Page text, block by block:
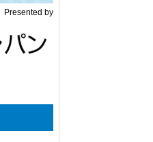
Presented by